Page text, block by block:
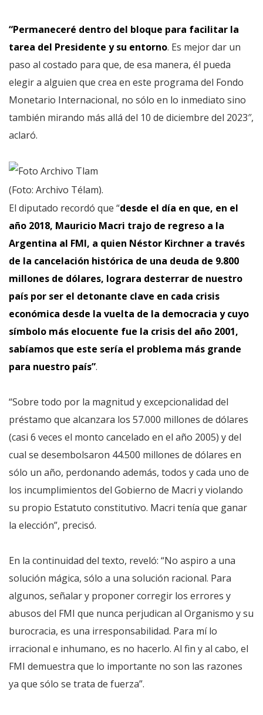
“Permaneceré dentro del bloque para facilitar la
tarea del Presidente y su entorno. Es mejor dar un
paso al costado para que, de esa manera, él pueda
elegir a alguien que crea en este programa del Fondo
Monetario Internacional, no sólo en lo inmediato sino
también mirando más allá del 10 de diciembre del 2023″,
aclaró.
(Foto: Archivo Télam).
El diputado recordó que “desde el día en que, en el
año 2018, Mauricio Macri trajo de regreso a la
Argentina al FMI, a quien Néstor Kirchner a través
de la cancelación histórica de una deuda de 9.800
millones de dólares, lograra desterrar de nuestro
país por ser el detonante clave en cada crisis
económica desde la vuelta de la democracia y cuyo
símbolo más elocuente fue la crisis del año 2001,
sabíamos que este sería el problema más grande
para nuestro país”.
“Sobre todo por la magnitud y excepcionalidad del
préstamo que alcanzara los 57.000 millones de dólares
(casi 6 veces el monto cancelado en el año 2005) y del
cual se desembolsaron 44.500 millones de dólares en
sólo un año, perdonando además, todos y cada uno de
los incumplimientos del Gobierno de Macri y violando
su propio Estatuto constitutivo. Macri tenía que ganar
la elección”, precisó.
En la continuidad del texto, reveló: “No aspiro a una
solución mágica, sólo a una solución racional. Para
algunos, señalar y proponer corregir los errores y
abusos del FMI que nunca perjudican al Organismo y su
burocracia, es una irresponsabilidad. Para mí lo
irracional e inhumano, es no hacerlo. Al fin y al cabo, el
FMI demuestra que lo importante no son las razones
ya que sólo se trata de fuerza”.